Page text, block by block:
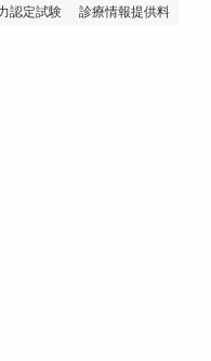
認定試験
診療情報提供料